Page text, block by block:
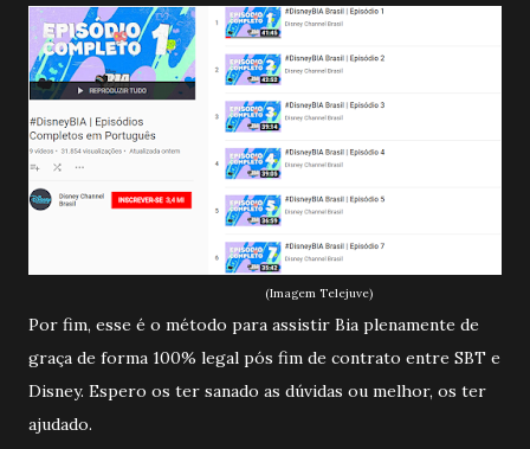
(Imagem Telejuve)
Por fim, esse é o método para assistir Bia plenamente de
graça de forma 100% legal pós fim de contrato entre SBT e
Disney. Espero os ter sanado as dúvidas ou melhor, os ter
ajudado.